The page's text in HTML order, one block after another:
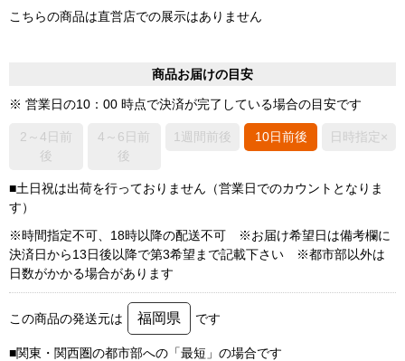
こちらの商品は直営店での展示はありません
商品お届けの目安
※ 営業日の10：00 時点で決済が完了している場合の目安です
2～4日前
後
4～6日前
後
1週間前後 10日前後 日時指定×
■土日祝は出荷を行っておりません（営業日でのカウントとなりま
す）
※時間指定不可、18時以降の配送不可 ※お届け希望日は備考欄に
決済日から13日後以降で第3希望まで記載下さい ※都市部以外は
日数がかかる場合があります
この商品の発送元は 福岡県 です
■関東・関西圏の都市部への「最短」の場合です